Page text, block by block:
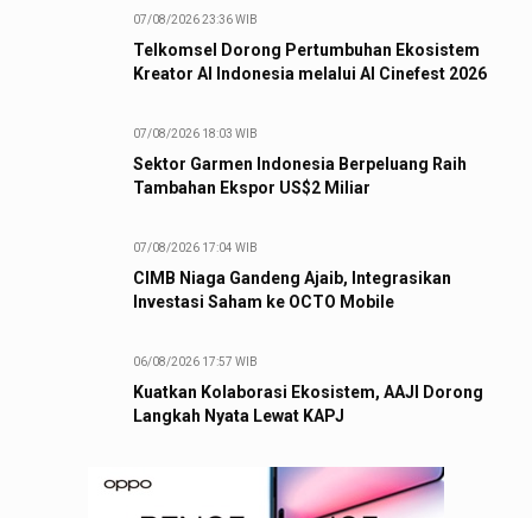
07/08/2026 23:36 WIB
Telkomsel Dorong Pertumbuhan Ekosistem
Kreator AI Indonesia melalui AI Cinefest 2026
07/08/2026 18:03 WIB
Sektor Garmen Indonesia Berpeluang Raih
Tambahan Ekspor US$2 Miliar
07/08/2026 17:04 WIB
CIMB Niaga Gandeng Ajaib, Integrasikan
Investasi Saham ke OCTO Mobile
06/08/2026 17:57 WIB
Kuatkan Kolaborasi Ekosistem, AAJI Dorong
Langkah Nyata Lewat KAPJ